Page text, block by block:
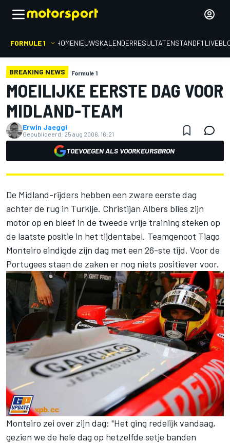
FORMULE 1 HOMENIEUWSKALENDERRESULTATENSTANDF1
BREAKING NEWS Formule 1
MOEILIJKE EERSTE DAG VOOR
MIDLAND-TEAM
Erwin Jaeggi
Gepubliceerd: 25 aug 2006, 16:21
TOEVOEGEN ALS VOORKEURSBRON
De Midland-rijders hebben een zware eerste dag
achter de rug in Turkije. Christijan Albers blies zijn
motor op en bleef in de tweede vrije training steken op
de laatste positie in het tijdentabel. Teamgenoot Tiago
Monteiro eindigde zijn dag met een 26-ste tijd. Voor de
Portugees staan de zaken er nog niets positiever voor.
Monteiro zei over zijn dag: "Het ging redelijk vandaag,
gezien we de hele dag op hetzelfde setje banden